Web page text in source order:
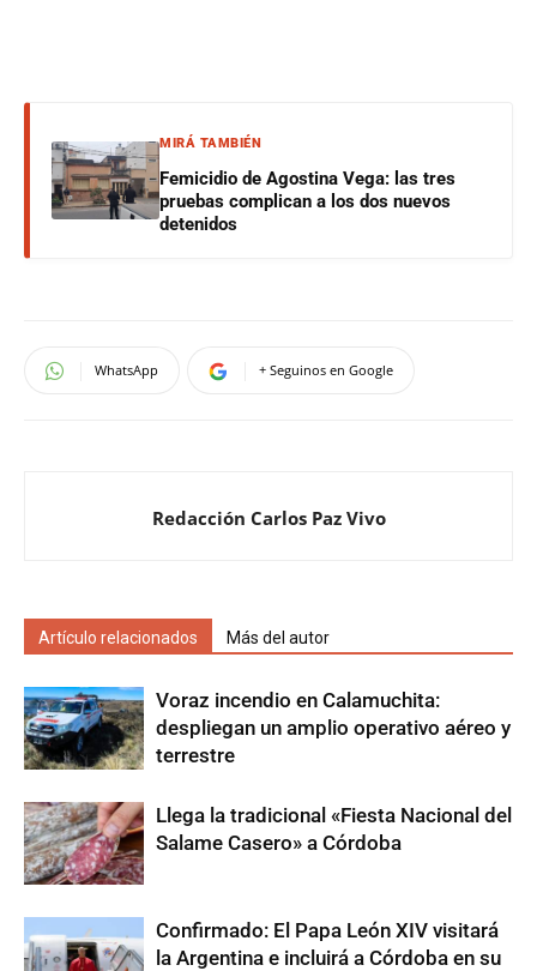
MIRÁ TAMBIÉN
Femicidio de Agostina Vega: las tres
pruebas complican a los dos nuevos
detenidos
WhatsApp + Seguinos en Google
Redacción Carlos Paz Vivo
Artículo relacionados Más del autor
Voraz incendio en Calamuchita:
despliegan un amplio operativo aéreo y
terrestre
Llega la tradicional «Fiesta Nacional del
Salame Casero» a Córdoba
Confirmado: El Papa León XIV visitará
la Argentina e incluirá a Córdoba en su